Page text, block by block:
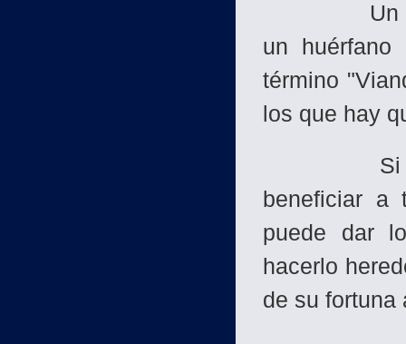
Un niño
un
término
los que hay
Si un
beneficiar a
puede dar
hacerlo
de su fortuna